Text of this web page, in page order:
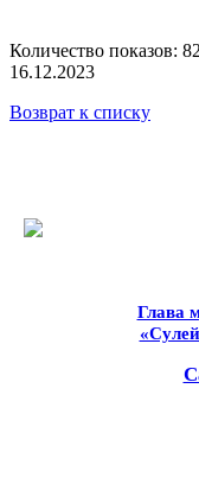
Количество показов:
16.12.2023
Возврат к списку
Глава